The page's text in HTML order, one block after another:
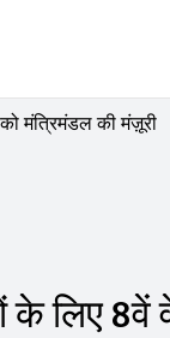
मंत्रिमंडल की मंज़ूरी
के लिए